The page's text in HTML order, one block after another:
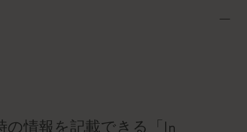
の情報を記載できる「In